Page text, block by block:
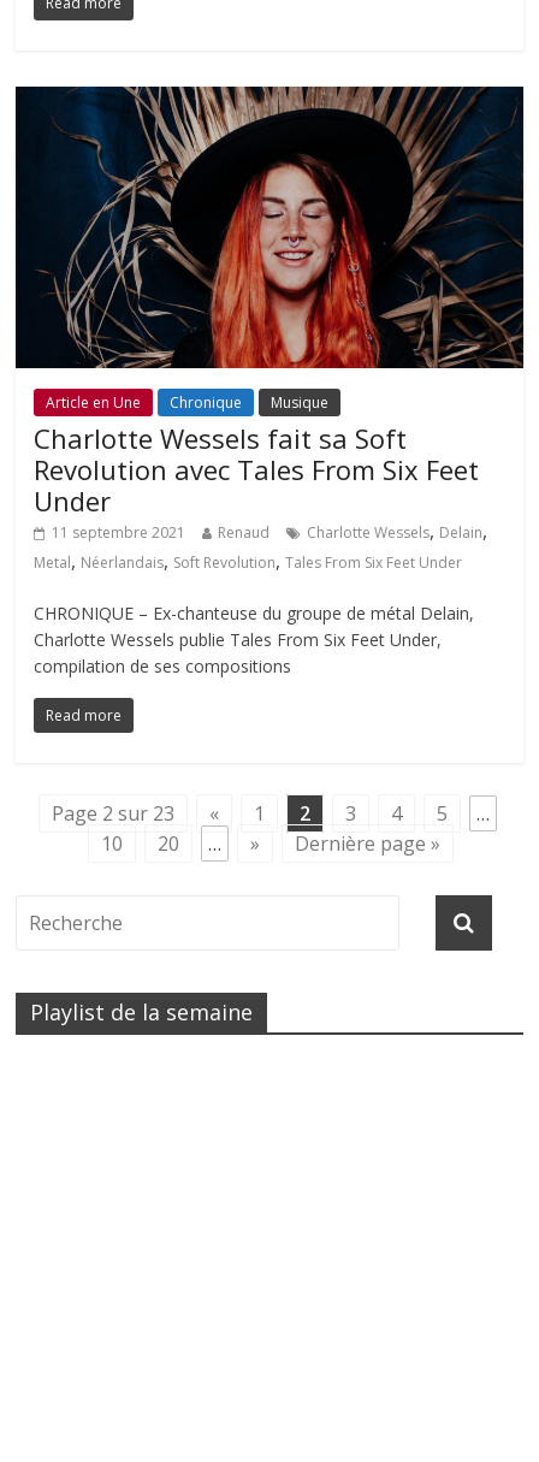
Article en Une Chronique Musique
Charlotte Wessels fait sa Soft
Revolution avec Tales From Six Feet
Under
11 septembre 2021 Renaud Charlotte Wessels, Delain,
Metal, Néerlandais, Soft Revolution,Tales From Six Feet Under
CHRONIQUE – Ex-chanteuse du groupe de métal Delain,
Charlotte Wessels publie Tales From Six Feet Under,
compilation de ses compositions
Read more
Page 2 sur 23 « 1 2 3 4 5
…
10
20 … » Dernière page »
Playlist de la semaine